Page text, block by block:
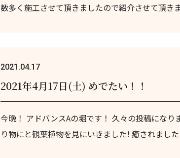
数多く施工させて頂きましたので紹介させて頂き
2021.04.17
2021年4月17日(土) めでたい！！
今晩！ アドバンスAの堀です！ 久々の投稿にな
り物にと観葉植物を見にいきました! 癒されま